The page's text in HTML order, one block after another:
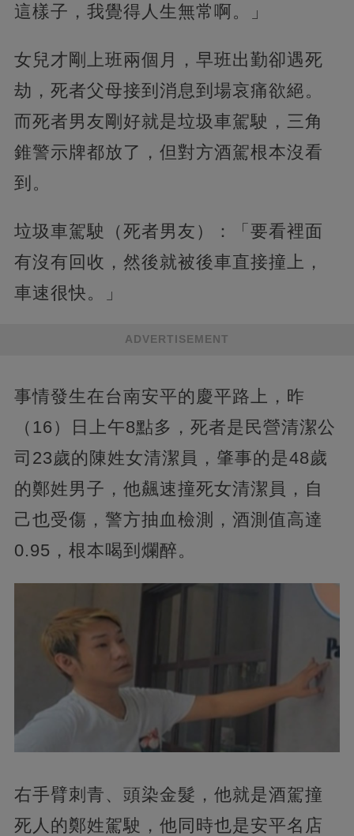
這樣子，我覺得人生無常啊。」
女兒才剛上班兩個月，早班出勤卻遇死
劫，死者父母接到消息到場哀痛欲絕。
而死者男友剛好就是垃圾車駕駛，三角
錐警示牌都放了，但對方酒駕根本沒看
到。
垃圾車駕駛（死者男友）：「要看裡面
有沒有回收，然後就被後車直接撞上，
車速很快。」
ADVERTISEMENT
事情發生在台南安平的慶平路上，昨
（16）日上午8點多，死者是民營清潔公
司23歲的陳姓女清潔員，肇事的是48歲
的鄭姓男子，他飆速撞死女清潔員，自
己也受傷，警方抽血檢測，酒測值高達
0.95，根本喝到爛醉。
右手臂刺青、頭染金髮，他就是酒駕撞
死人的鄭姓駕駛，他同時也是安平名店